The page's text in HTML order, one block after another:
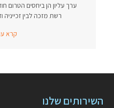
ערך עליון הן ביחסים הטרום
רשת מזכה לבין זכייניה
קרא
השירותים שלנו